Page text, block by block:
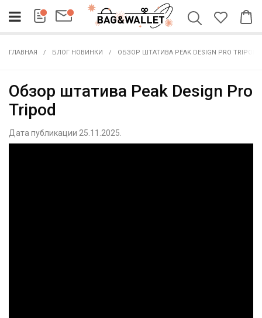
ГЛАВНАЯ БЛОГ НОВИНКИ ОБЗОР ШТАТИВА PEAK DESIGN PRO TRIPOD
Обзор штатива Peak Design Pro
Tripod
Дата публикации 25.11.2025.